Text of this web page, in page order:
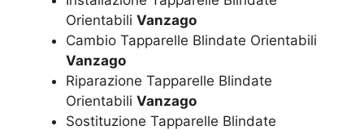
Orientabili Vanzago
Cambio Tapparelle Blindate Orientabili
Vanzago
Riparazione Tapparelle Blindate
Orientabili Vanzago
Sostituzione Tapparelle Blindate